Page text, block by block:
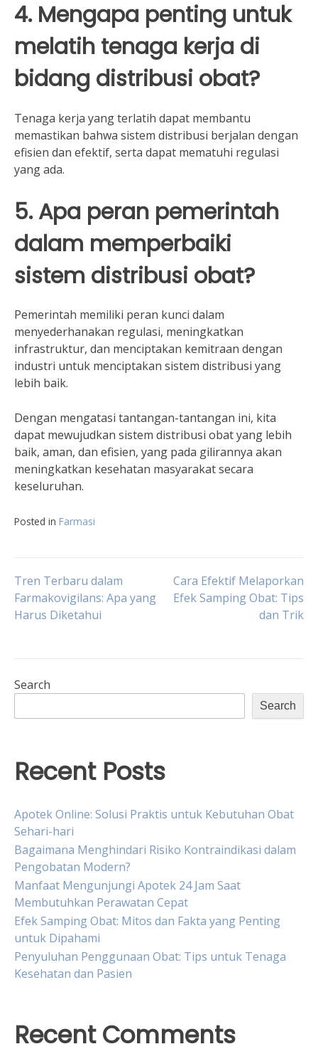
4. Mengapa penting untuk
melatih tenaga kerja di
bidang distribusi obat?
Tenaga kerja yang terlatih dapat membantu
memastikan bahwa sistem distribusi berjalan dengan
efisien dan efektif, serta dapat mematuhi regulasi
yang ada.
5. Apa peran pemerintah
dalam memperbaiki
sistem distribusi obat?
Pemerintah memiliki peran kunci dalam
menyederhanakan regulasi, meningkatkan
infrastruktur, dan menciptakan kemitraan dengan
industri untuk menciptakan sistem distribusi yang
lebih baik.
Dengan mengatasi tantangan-tantangan ini, kita
dapat mewujudkan sistem distribusi obat yang lebih
baik, aman, dan efisien, yang pada gilirannya akan
meningkatkan kesehatan masyarakat secara
keseluruhan.
Posted in Farmasi
Post
navigation
Tren Terbaru dalam
Farmakovigilans: Apa yang
Harus Diketahui
Cara Efektif Melaporkan
Efek Samping Obat: Tips
dan Trik
Search
Search
Recent Posts
Apotek Online: Solusi Praktis untuk Kebutuhan Obat
Sehari-hari
Bagaimana Menghindari Risiko Kontraindikasi dalam
Pengobatan Modern?
Manfaat Mengunjungi Apotek 24 Jam Saat
Membutuhkan Perawatan Cepat
Efek Samping Obat: Mitos dan Fakta yang Penting
untuk Dipahami
Penyuluhan Penggunaan Obat: Tips untuk Tenaga
Kesehatan dan Pasien
Recent Comments